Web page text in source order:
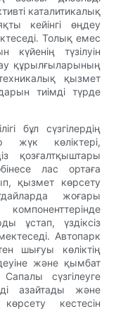
каталитикалық
кейінгі өңдеу
Толық емес
түзілуін
құрылғыларының
қызмет
тиімді түрде
бұл сүзгілердің
жүк көліктері,
қозғалтқыштары
лас ортаға
қызмет көрсету
жоғары
ұстап, үздіксіз
Автопарк
шығуы көліктің
және қымбат
сүзгілеуге
азайтады және
кестесін